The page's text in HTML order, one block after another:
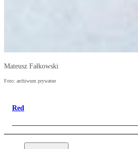
Mateusz Fałkowski
Foto: archiwum prywatne
Red